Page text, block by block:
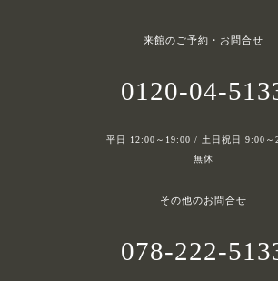
来館のご予約・お問合せ
0120-04-
平日 12:00～19:00 / 土日祝日 9:00～
無休
その他のお問合せ
078-222-